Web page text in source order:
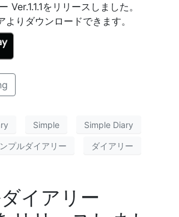
Ver.1.1.1をリリースしました。
りダウンロードできます。
Simple Simple Diary
プルダイアリー ダイアリー
イアリー